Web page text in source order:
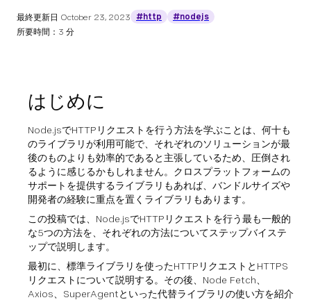
最終更新日 October 23, 2023 #http
#nodejs
所要時間：3 分
はじめに
Node.jsでHTTPリクエストを行う方法を学ぶことは、何十も
のライブラリが利用可能で、それぞれのソリューションが最
後のものよりも効率的であると主張しているため、圧倒され
るように感じるかもしれません。クロスプラットフォームの
サポートを提供するライブラリもあれば、バンドルサイズや
開発者の経験に重点を置くライブラリもあります。
この投稿では、Node.jsでHTTPリクエストを行う最も一般的
な5つの方法を、それぞれの方法についてステップバイステ
ップで説明します。
最初に、標準ライブラリを使ったHTTPリクエストとHTTPS
リクエストについて説明する。その後、Node Fetch、
Axios、SuperAgentといった代替ライブラリの使い方を紹介